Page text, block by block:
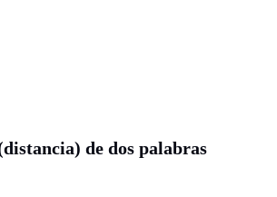
de dos palabras